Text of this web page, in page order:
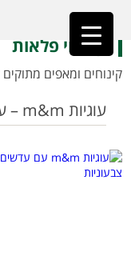
ראשי»קינוחי פלאות
קינוחי פלאות
קינוחים ומאפים
עוגיות m&m – עוגיות עדשים צבעוניות טבעוניות